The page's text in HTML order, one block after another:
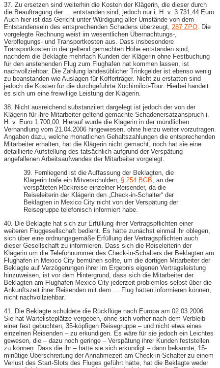
37. Zu ersetzen sind weiterhin die Kosten der Klägerin, die dieser durch
die Beauftragung der … entstanden sind, jedoch nur i. H. v. 3.731,44 Euro.
Auch hier ist das Gericht unter Würdigung aller Umstände von dem
Entstandensein des entsprechenden Schadens überzeugt, 287 ZPO . Die
vorgelegte Rechnung weist im wesentlichen Übernachtungs-,
Verpflegungs- und Transportkosten aus. Dass insbesondere
Transportkosten in der geltend gemachten Höhe entstanden sind,
nachdem die Beklagte mehrfach Kunden der Klägerin ohne Festbuchung
für den anstehenden Flug zum Flughafen hat kommen lassen, ist
nachvollziehbar. Die Zahlung landesüblicher Trinkgelder ist ebenso wenig
zu beanstanden wie Auslagen für Kofferträger. Nicht zu erstatten sind
jedoch die Kosten für die durchgeführte Xochimilco-Tour. Hierbei handelt
es sich um eine freiwillige Leistung der Klägerin.
38. Nicht ausreichend substanziiert dargelegt ist jedoch der von der
Klägerin für ihre Mitarbeiter geltend gemachte Schadenersatzanspruch i.
H. v. Euro 1.700,00. Hierauf wurde die Klägerin in der mündlichen
Verhandlung vom 21.04.2006 hingewiesen, ohne hierzu weiter vorzutragen.
Angaben dazu, welche monatlichen Gehaltszahlungen die entsprechenden
Mitarbeiter erhalten, hat die Klägerin nicht gemacht, noch hat sie eine
detaillierte Aufstellung des tatsächlich aufgrund der Verspätung
angefallenen Arbeitsaufwandes der Mitarbeiter vorgelegt.
39. Fernliegend ist die Auffassung der Beklagten, die
Klägerin träfe ein Mitverschulden, § 254 BGB , an der
verspäteten Rückreise einzelner Reisender, da die
Reiseleiterin der Klägerin den „Check-in-Schalter“ der
Beklagten in Mexico City nicht von der Verspätung der
Reisegruppe telefonisch informiert habe.
40. Die Beklagte hat sich zur Erfüllung ihrer Vertragspflichten einer
weiteren Fluggesellschaft bedient. Es hätte zunächst einmal ihr oblegen,
sich über eine ordnungsgemäße Erfüllung der Vertragspflichten auch
dieser Gesellschaft zu informieren. Dass sich die Reiseleiterin der
Klägerin um die Telefonnummer des Check-in-Schalters der Beklagten am
Flughafen in Mexico City bemühen sollte, um die dortigen Mitarbeiter der
Beklagte auf Verzögerungen ihrer im Ergebnis eigenen Vertragsleistung
hinzuweisen, ist vor dem Hintergrund, dass sich die Mitarbeiter der
Beklagten am Flughafen Mexico City jederzeit problemlos selbst über die
Ankunftszeit ihrer Reisenden mit dem … Flug hätten informieren können,
nicht nachvollziehbar.
41. Die Beklagte schuldete die Rückflüge nach Europa am 02.03.2006.
Sie hat Wartelisteplätze vergeben, ohne sich vorher nach dem Verbleib
einer fest gebuchten, 35-köpfigen Reisegruppe – und nicht etwa eines
einzelnen Reisenden – zu erkundigen. Es wäre für sie jedoch ein Leichtes
gewesen, die – dazu noch geringe – Verspätung ihrer Kunden feststellen
zu können. Dass die ihr – hätte sie sich erkundigt – dann bekannte, 15-
minütige Überschreitung der Annahmezeit am Check-in-Schalter zu einem
Verlust des Start-Slots des Fluges geführt hätte, hat die Beklagte weder